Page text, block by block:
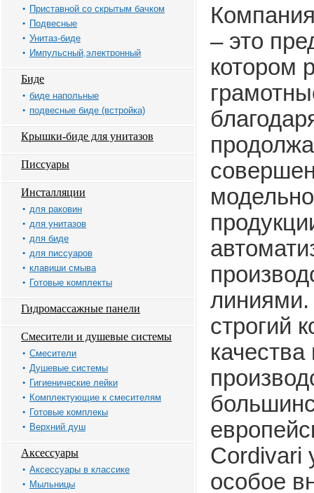
Приставной со скрытым бачком
Подвесные
Унитаз-биде
Импульсный,электронный
Биде
биде напольные
подвесные биде (встройка)
Крышки-биде для унитазов
Писсуары
Инсталляции
для раковин
для унитазов
для биде
для писсуаров
клавиши смыва
Готовые комплекты
Гидромассажные панели
Смесители и душевые системы
Смесители
Душевые системы
Гигиенические лейки
Комплектующие к смесителям
Готовые комплекы
Верхний душ
Аксессуары
Аксессуары в классике
Мыльницы
– это
котором
линиями.
строгий
качества
Cordivari
особое